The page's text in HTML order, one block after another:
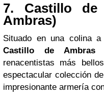
7. Castillo de
Ambras)
Situado en una colina
Castillo de Ambras
renacentistas más
espectacular colección
impresionante armería